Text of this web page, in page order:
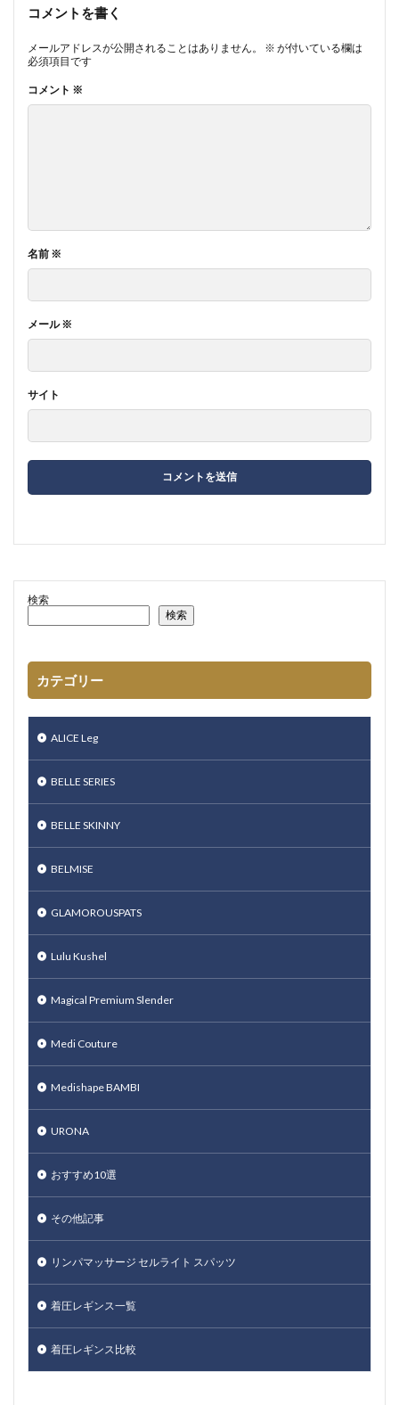
コメントを書く
メールアドレスが公開されることはありません。 ※ が付いている欄は
必須項目です
コメント ※
名前 ※
メール※
サイト
検索
検索
カテゴリー
ALICE Leg
BELLE SERIES
BELLE SKINNY
BELMISE
GLAMOROUSPATS
Lulu Kushel
Magical Premium Slender
Medi Couture
Medishape BAMBI
URONA
おすすめ10選
その他記事
リンパマッサージ セルライト スパッツ
着圧レギンス一覧
着圧レギンス比較